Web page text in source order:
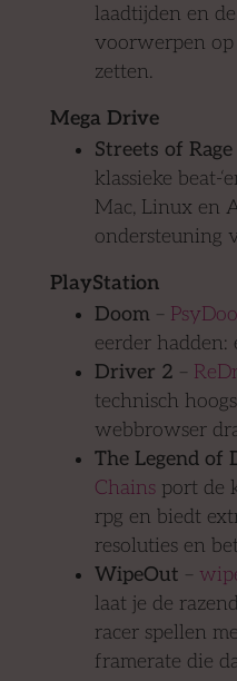
laadtijden en
voorwerpen op
zetten.
Mega Drive
Streets of Rage
klassieke beat-
Mac, Linux en
ondersteuning
PlayStation
Doom–
eerder
Driver 2 –
technisch
webbrowser
The Legend of
Chainsport de
rpg en biedt
resoluties en
WipeOut –
laat je de
racer spellen
framerate die